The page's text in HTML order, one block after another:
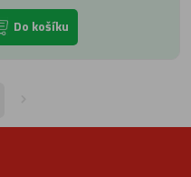
Do košíku